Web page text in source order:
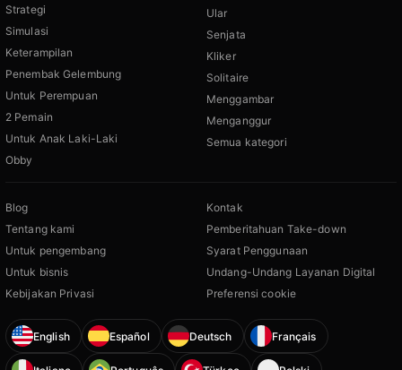
Strategi
Simulasi
Keterampilan
Penembak Gelembung
Untuk Perempuan
2 Pemain
Untuk Anak Laki-Laki
Obby
Ular
Senjata
Kliker
Solitaire
Menggambar
Menganggur
Semua kategori
Blog
Tentang kami
Untuk pengembang
Untuk bisnis
Kebijakan Privasi
Kontak
Pemberitahuan Take-down
Syarat Penggunaan
Undang-Undang Layanan Digital
Preferensi cookie
English Español Deutsch Français